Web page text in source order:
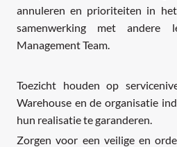
annuleren en prioriteiten in
samenwerking met andere
Management Team.
Toezicht houden op
Warehouse en de organisatie
hun realisatie te garanderen.
Zorgen voor een veilige en